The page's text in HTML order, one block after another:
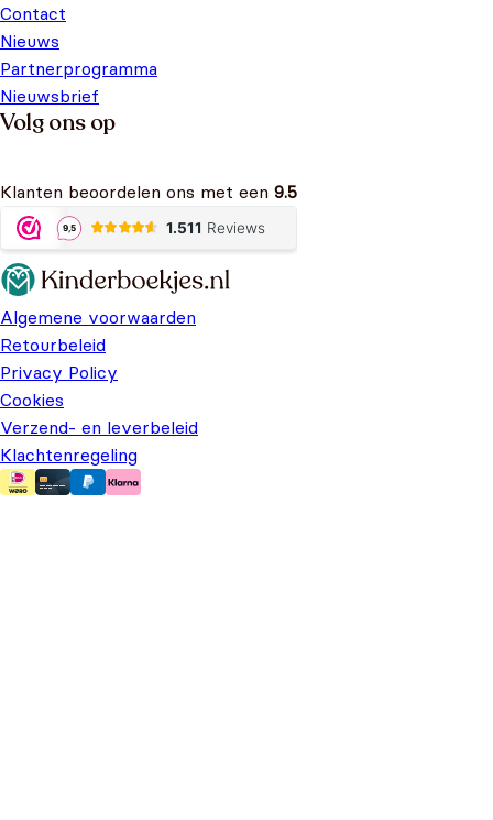
Contact
Nieuws
Partnerprogramma
Nieuwsbrief
Volg ons op
Klanten beoordelen ons met een 9.5
Algemene voorwaarden
Retourbeleid
Privacy Policy
Cookies
Verzend- en leverbeleid
Klachtenregeling